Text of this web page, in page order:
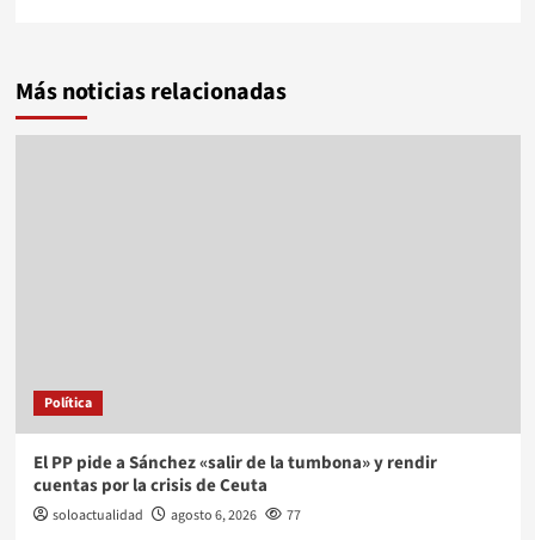
Más noticias relacionadas
Política
El PP pide a Sánchez «salir de la tumbona» y rendir
cuentas por la crisis de Ceuta
soloactualidad agosto 6, 2026 77